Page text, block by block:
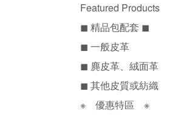
Featured Products
◼ 精品包配套 ◼
◼ 一般皮革
◼ 麂皮革、絨面革
◼ 其他皮質或紡織
※ 優惠特區 ※